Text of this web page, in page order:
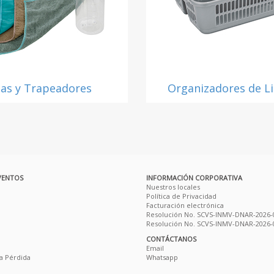
y Trapeadores Organizadores de
Pérdida
INFORMACIÓN CORPORATIVA
Nuestros locales
Política de Privacidad
Facturación electrónica
Resolución No. SCVS-INMV-DNAR-
Resolución No. SCVS-INMV-DNAR-
CONTÁCTANOS
Email
Whatsapp